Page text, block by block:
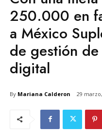
250.000 en
a México
de gestión
digital
By Mariana Calderon 29